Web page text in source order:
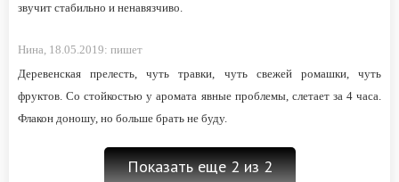
звучит стабильно и ненавязчиво.
Нина, 18.05.2019: пишет
Деревенская прелесть, чуть травки, чуть свежей ромашки, чуть
фруктов. Со стойкостью у аромата явные проблемы, слетает за 4 часа.
Флакон доношу, но больше брать не буду.
Показать еще 2 из 2